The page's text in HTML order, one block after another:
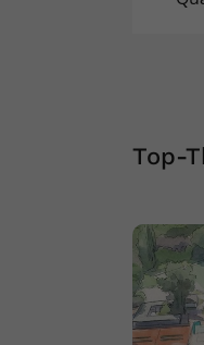
Top-